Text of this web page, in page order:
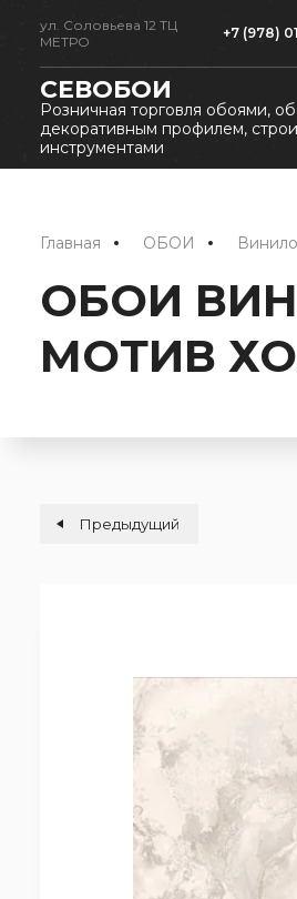
ул. Соловьева 12 ТЦ
МЕТРО
+7 (978)
СЕВОБОИ
Розничная торговля обоями,
декоративным профилем,
инструментами
Главная ОБОИ
ОБОИ
МОТИВ
Предыдущий